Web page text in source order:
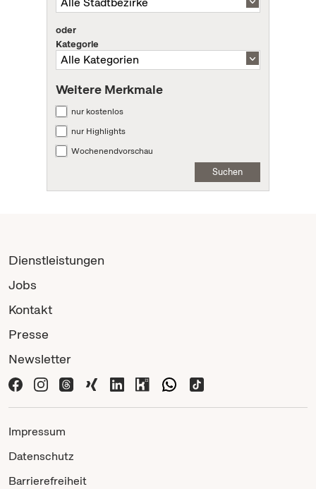
oder
Kategorie
Weitere Merkmale
nur kostenlos
nur Highlights
Wochenendvorschau
Suchen
Dienstleistungen
Jobs
Kontakt
Presse
Newsletter
Impressum
Datenschutz
Barrierefreiheit